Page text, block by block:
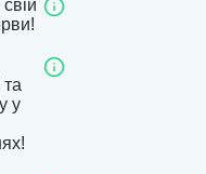
та
у